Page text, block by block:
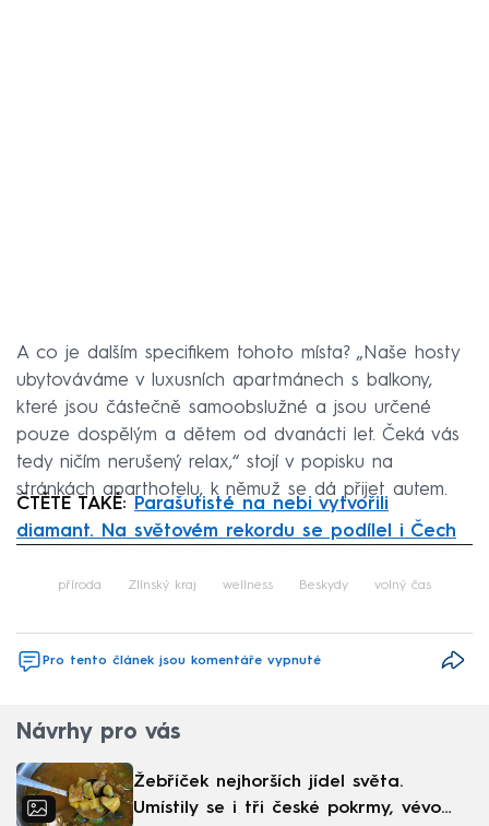
A co je dalším specifikem tohoto místa? „Naše hosty
ubytováváme v luxusních apartmánech s balkony,
které jsou částečně samoobslužné a jsou určené
pouze dospělým a dětem od dvanácti let. Čeká vás
tedy ničím nerušený relax,“ stojí v popisku na
stránkách aparthotelu, k němuž se dá přijet autem.
ČTĚTE TAKÉ:
Parašutisté na nebi vytvořili
diamant. Na světovém rekordu se podílel i Čech
příroda Zlínský kraj wellness Beskydy volný čas
Pro tento článek jsou komentáře vypnuté
Návrhy pro vás
Žebříček nejhorších jídel světa.
Umístily se i tři české pokrmy, vévodí